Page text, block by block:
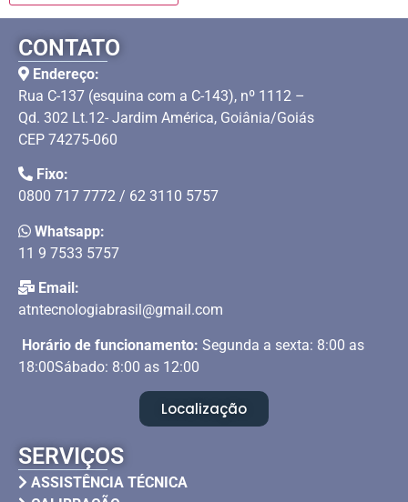
CONTATO
Endereço:
Rua C-137 (esquina com a C-143), nº 1112 –
Qd. 302 Lt.12- Jardim América, Goiânia/Goiás
CEP 74275-060
Fixo:
0800 717 7772 / 62 3110 5757
Whatsapp:
11 9 7533 5757
Email:
atntecnologiabrasil@gmail.com
Horário de funcionamento: Segunda a sexta: 8:00 as
18:00Sábado: 8:00 as 12:00
Localização
SERVIÇOS
ASSISTÊNCIA TÉCNICA